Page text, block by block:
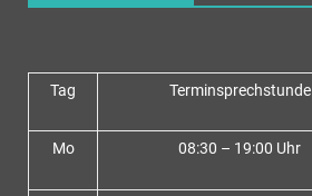
Tag Terminsprechstunde
Mo 08:30 – 19:00 Uhr